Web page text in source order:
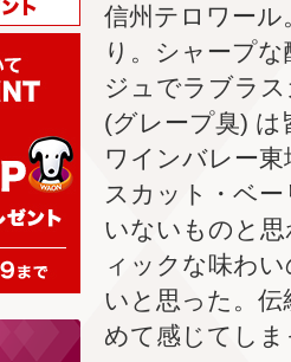
信州テロワール
り。シャープ
ジュでラブラ
(グレープ臭)
ワインバレー
スカット・ベ
いないものと
ィックな味わ
いと思った。
めて感じてし